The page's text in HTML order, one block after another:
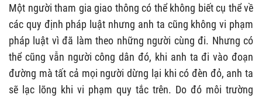
Một người tham gia giao thông có thể không biết cụ thể về
các quy định pháp luật nhưng anh ta cũng không vi phạm
pháp luật vì đã làm theo những người cùng đi. Nhưng có
thể cũng vẫn người công dân đó, khi anh ta đi vào đoạn
đường mà tất cả mọi người dừng lại khi có đèn đỏ, anh ta
sẽ lạc lõng khi vi phạm quy tắc trên. Do đó môi trường